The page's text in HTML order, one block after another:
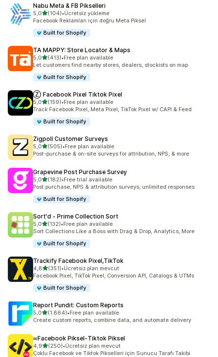
Nabu Meta & FB Pikselleri
5,05 yıldız üzerinden
(104)
toplam 104 değerlendirme
•Ücretsiz yükleme
Facebook Reklamları için doğru Meta Piksel
Built for Shopify
TA MAPPY: Store Locator & Maps
5,05 yıldız üzerinden
(413)
toplam 413 değerlendirme
•Free plan available
Let customers find nearby stores, dealers, stockists on map
Built for Shopify
Ⓩ Facebook Pixel Tiktok Pixel
5,05 yıldız üzerinden
(159)
toplam 159 değerlendirme
•Free plan available
Track Facebook Pixel, Meta Pixel, TikTok Pixel w/ CAPI & Feed
Built for Shopify
Zigpoll Customer Surveys
5,05 yıldız üzerinden
(505)
toplam 505 değerlendirme
•Free plan available
Post-purchase & on-site surveys for attribution, NPS, & more
Grapevine Post Purchase Survey
5,05 yıldız üzerinden
(182)
toplam 182 değerlendirme
•Free trial available
Post purchase, NPS & attribution surveys, unlimited responses
Built for Shopify
Sort'd ‑ Prime Collection Sort
5,05 yıldız üzerinden
(132)
toplam 132 değerlendirme
•Free plan available
Sort Collections Like a Boss with Drag & Drop, Analytics, More
Built for Shopify
Trackify Facebook Pixel,TikTok
4,85 yıldız üzerinden
(351)
toplam 351 değerlendirme
•Ücretsiz plan mevcut
Facebook Pixel, TikTok Pixel, Conversion API, Catalogs & UTMs
Built for Shopify
Report Pundit: Custom Reports
5,05 yıldız üzerinden
(1.864)
toplam 1864 değerlendirme
•Free plan available
Create custom reports, combine data, and automate delivery
∞Facebook Piksel‑Tiktok Piksel
4,95 yıldız üzerinden
(250)
toplam 250 değerlendirme
•Ücretsiz plan mevcut
Çoklu Facebook ve Tiktok Pikselleri için Sunucu Tarafı Takibi